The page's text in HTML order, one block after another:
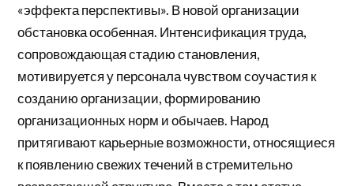
«эффекта перспективы». В новой организации
обстановка особенная. Интенсификация труда,
сопровождающая стадию становления,
мотивируется у персонала чувством соучастия к
созданию организации, формированию
организационных норм и обычаев. Народ
притягивают карьерные возможности, относящиеся
к появлению свежих течений в стремительно